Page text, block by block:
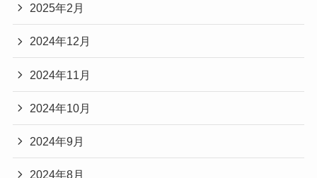
2025年2月
2024年12月
2024年11月
2024年10月
2024年9月
2024年8月